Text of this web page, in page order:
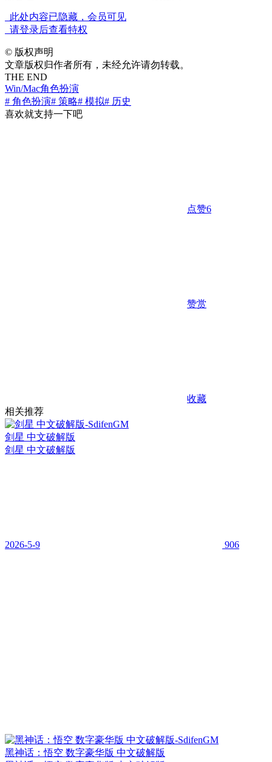
此处内容已隐藏，会员可见
请登录后查看特权
© 版权声明
文章版权归作者所有，未经允许请勿转载。
THE END
Win/Mac角色扮演
# 角色扮演# 策略# 模拟# 历史
喜欢就支持一下吧
点赞6
赞赏
收藏
相关推荐
剑星 中文破解版
剑星 中文破解版
2026-5-9 906
黑神话：悟空 数字豪华版 中文破解版